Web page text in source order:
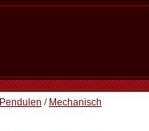
Pendulen / Mechanisch